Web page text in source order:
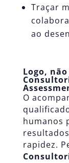
Traçar
ao
Logo,
O
humanos
rapidez.